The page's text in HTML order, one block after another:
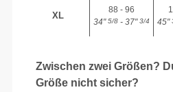
XL
88 - 96
34"5/8 - 37"3/4
45"
Zwischen zwei Größen?
Größe nicht sicher?